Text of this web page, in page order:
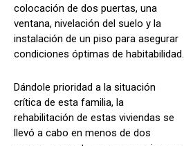
colocación de dos puertas, una
ventana, nivelación del suelo y la
instalación de un piso para asegurar
condiciones óptimas de habitabilidad.
Dándole prioridad a la situación
crítica de esta familia, la
rehabilitación de estas viviendas se
llevó a cabo en menos de dos